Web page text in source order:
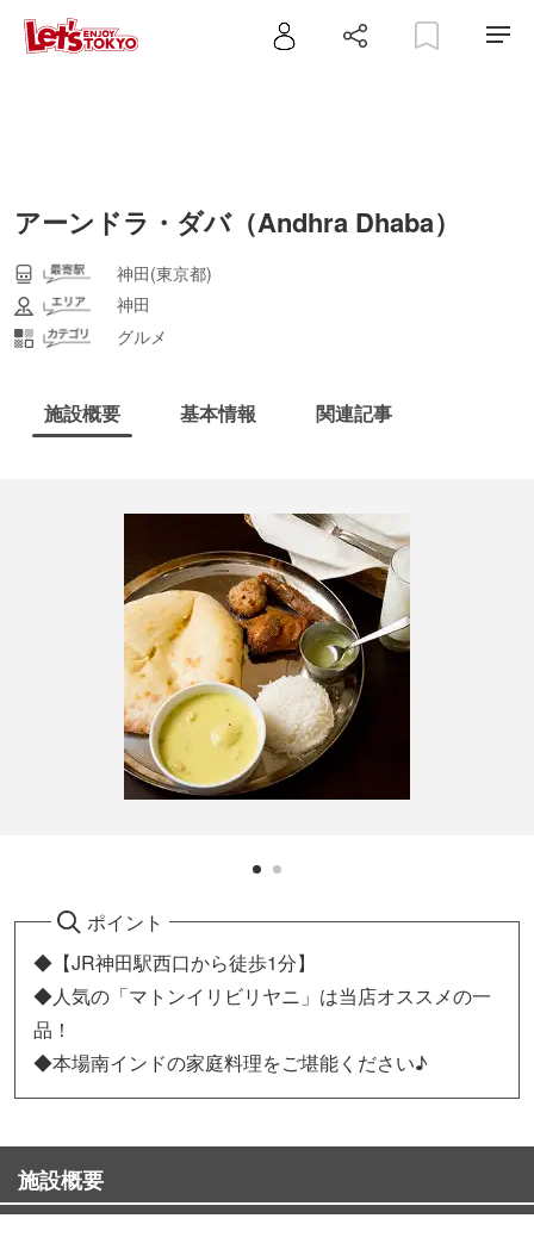
アーンドラ・ダバ（Andhra Dhaba）
神田(東京都)
神田
グルメ
施設概要 基本情報 関連記事
ポイント
◆【JR神田駅西口から徒歩1分】
◆人気の「マトンイリビリヤニ」は当店オススメの一
品！
◆本場南インドの家庭料理をご堪能ください♪
施設概要